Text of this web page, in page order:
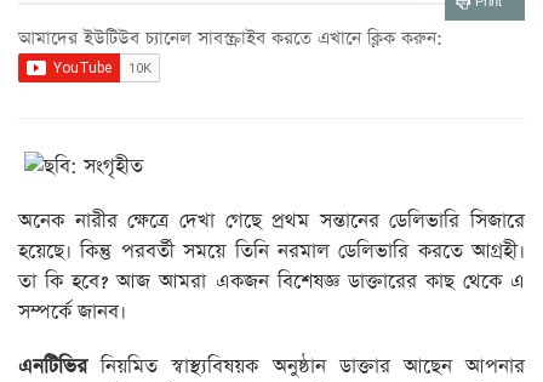
আমাদের ইউটিউব চ্যানেল সাবস্ক্রাইব করতে এখানে ক্লিক করুন:
অনেক নারীর ক্ষেত্রে দেখা গেছে প্রথম সন্তানের ডেলিভারি সিজারে
হয়েছে। কিন্তু পরবর্তী সময়ে তিনি নরমাল ডেলিভারি করতে আগ্রহী।
তা কি হবে? আজ আমরা একজন বিশেষজ্ঞ ডাক্তারের কাছ থেকে এ
সম্পর্কে জানব।
এনটিভিরনিয়মিত স্বাস্থ্যবিষয়ক অনুষ্ঠান ডাক্তার আছেন আপনার